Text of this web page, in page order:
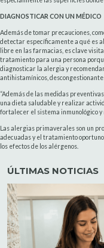
DIAGNOSTICAR CON UN MÉDICO
Además de tomar precauciones,
detectar específicamente a qué es
libre en las farmacias, es clave
tratamiento para una persona
diagnosticar la alergia y
antihistamínicos,
“Además de las medidas
una dieta saludable y realizar
fortalecer el sistema inmunológico y
Las alergias primaverales son un
adecuadas y el tratamiento
los efectos de los alérgenos.
ÚLTIMAS NOTICIAS